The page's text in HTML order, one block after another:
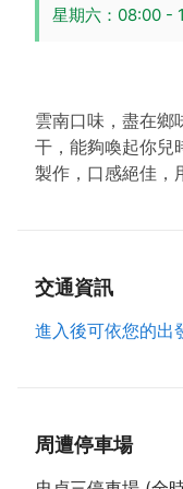
星期六：08:00 -
雲南口味，盡在鄉
干，能夠喚起你兒
製作，口感絕佳，
交通資訊
進入後可依您的出
周遭停車場